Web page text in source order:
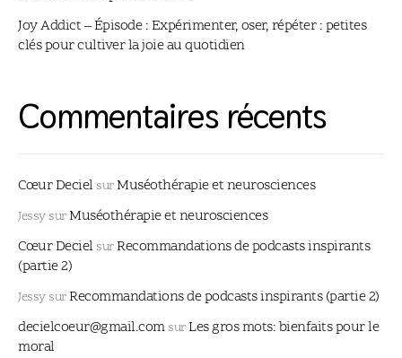
Joy Addict – Épisode : Expérimenter, oser, répéter : petites
clés pour cultiver la joie au quotidien
Commentaires récents
Cœur Deciel surMuséothérapie et neurosciences
JessysurMuséothérapie et neurosciences
Cœur Deciel surRecommandations de podcasts inspirants
(partie 2)
JessysurRecommandations de podcasts inspirants (partie 2)
decielcoeur@gmail.comsurLes gros mots: bienfaits pour le
moral